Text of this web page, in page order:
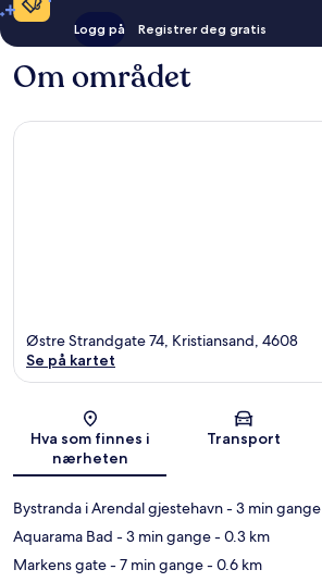
Logg på Registrer deg gratis
Om området
Kart
Østre Strandgate 74, Kristiansand, 4608
Se på kartet
Hva som finnes i
nærheten
Transport
Bystranda i Arendal gjestehavn- 3 min gange
Aquarama Bad - 3 min gange- 0.3 km
Markens gate- 7 min gange- 0.6 km